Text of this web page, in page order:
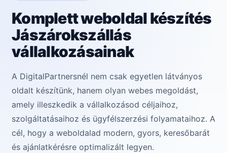
Komplett weboldal készítés
Jászárokszállás
vállalkozásainak
A DigitalPartnersnél nem csak egyetlen látványos
oldalt készítünk, hanem olyan webes megoldást,
amely illeszkedik a vállalkozásod céljaihoz,
szolgáltatásaihoz és ügyfélszerzési folyamataihoz. A
cél, hogy a weboldalad modern, gyors, keresőbarát
és ajánlatkérésre optimalizált legyen.